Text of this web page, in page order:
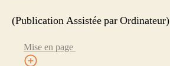
(Publication Assistée par Ordinateur)
Mise en page